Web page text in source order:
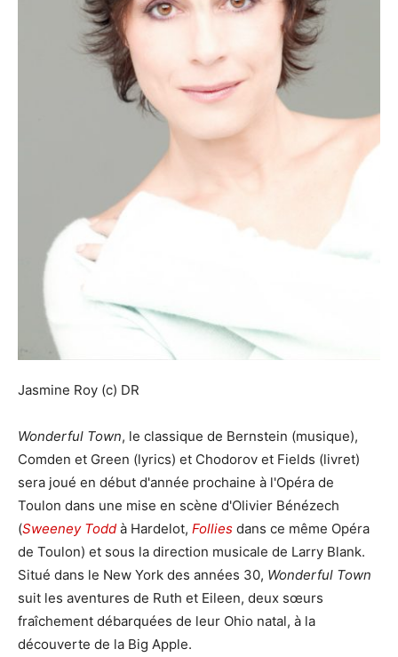
Jasmine Roy (c) DR
Wonderful Town, le classique de Bernstein (musique),
Comden et Green (lyrics) et Chodorov et Fields (livret)
sera joué en début d'année prochaine à l'Opéra de
Toulon dans une mise en scène d'Olivier Bénézech
(Sweeney Todd à Hardelot, Follies dans ce même Opéra
de Toulon) et sous la direction musicale de Larry Blank.
Situé dans le New York des années 30, Wonderful Town
suit les aventures de Ruth et Eileen, deux sœurs
fraîchement débarquées de leur Ohio natal, à la
découverte de la Big Apple.